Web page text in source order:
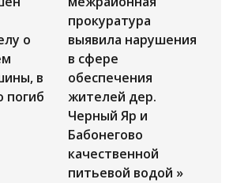
о
в
погиб
прокуратура
выявила нарушения
в сфере
обеспечения
жителей дер.
Черный Яр и
Бабонегово
качественной
питьевой водой »